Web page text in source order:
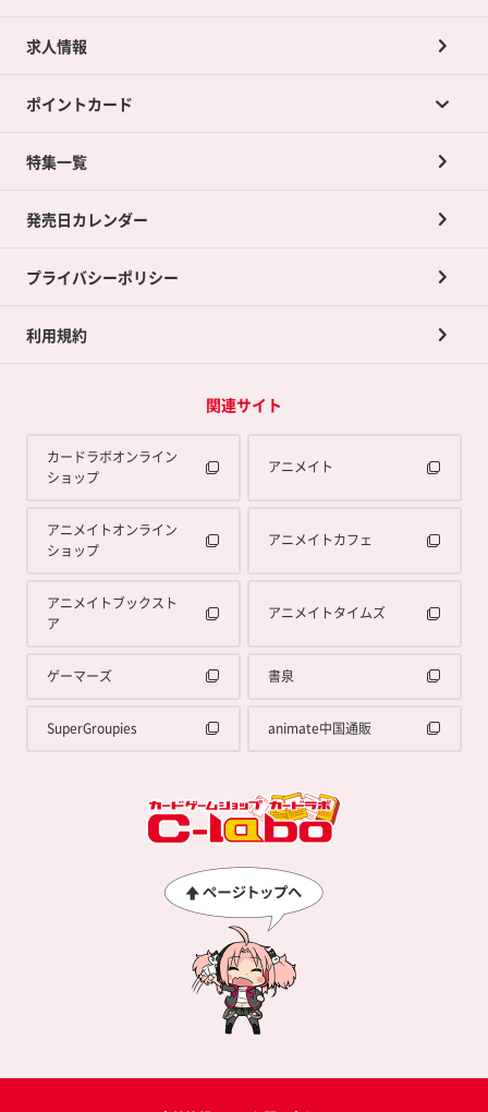
カードラボの買取サービスTOP
店舗買取について
ネット買取について
買取承諾書について
求人情報
ポイントカード
ポイントカードTOP
ポイント交換景品
特集一覧
発売日カレンダー
プライバシーポリシー
利用規約
関連サイト
カードラボオンライン
ショップ
アニメイト
アニメイトオンライン
ショップ
アニメイトカフェ
アニメイトブックスト
ア
アニメイトタイムズ
ゲーマーズ 書泉
SuperGroupies animate中国通販